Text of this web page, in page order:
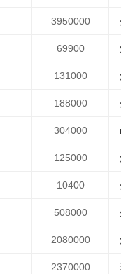
3950000
69900
131000
188000
304000
125000
10400
508000
2080000
2370000